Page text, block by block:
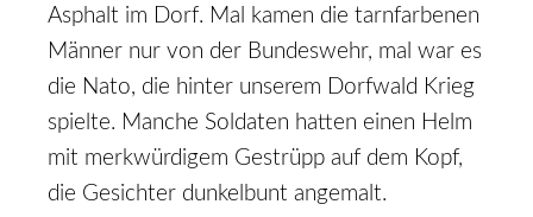
Asphalt im Dorf. Mal kamen die tarnfarbenen
Männer nur von der Bundeswehr, mal war es
die Nato, die hinter unserem Dorfwald Krieg
spielte. Manche Soldaten hatten einen Helm
mit merkwürdigem Gestrüpp auf dem Kopf,
die Gesichter dunkelbunt angemalt.